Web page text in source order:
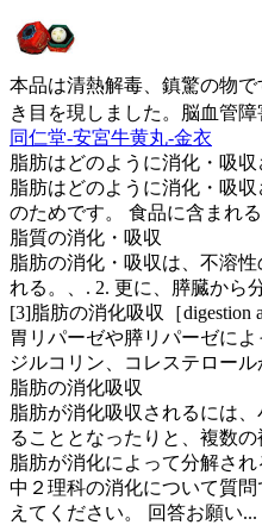
本品は清熱解毒、鎮驚の物
き目を現しました。脳血管
同仁堂-安宮牛黄丸-金衣
脂肪はどのように消化・吸
脂肪はどのように消化・吸
のためです。 食品に含まれ
脂質の消化・吸収
脂肪の消化・吸収は、不溶
れる。、. 2. 更に、膵臓から
[3]脂肪の消化吸収［digestion
胃リパーゼや膵リパーゼに
ジルコリン、コレステロー
脂肪の消化吸収
脂肪が消化吸収されるには
ることとなったりと、複数
脂肪が消化によって分解さ
中２理科の消化について質
えてください。 回答お願い...